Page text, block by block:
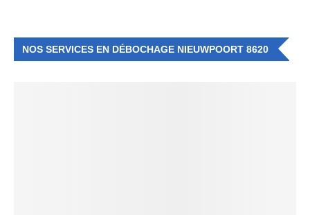
NOS SERVICES EN DÉBOCHAGE NIEUWPOORT 8620